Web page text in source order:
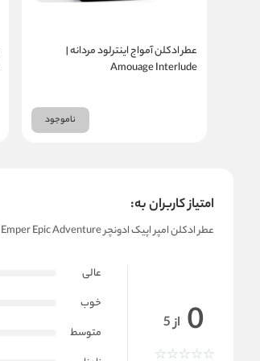
عطر ادکلن آمواج اینترلود مردانه |
Amouage Interlude
ناموجود
امتیاز کاربران به:
عطر ادکلن امپر اپیک ادونچر Emper Epic Adventure
0 از 5
عالی
خوب
متوسط